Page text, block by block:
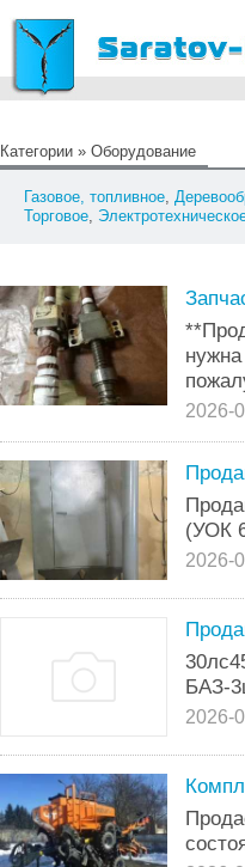
Категории » Оборудование
Газовое, топливное,
Торговое,
2026-
(УОК
2026-
БАЗ-
2026-